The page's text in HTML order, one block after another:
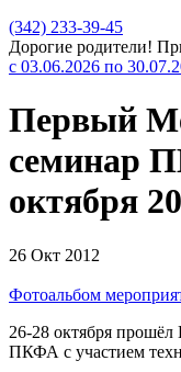
(342) 233-39-45
Дорогие родители!
с 03.06.2026 по
Первый
семинар
октября
26 Окт 2012
Фотоальбом
26-28 октября
ПКФА с участием